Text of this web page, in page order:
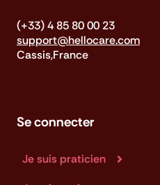
(+33) 4 85 80 00 23
support@hellocare.com
Cassis,France
Se connecter
Je suis praticien